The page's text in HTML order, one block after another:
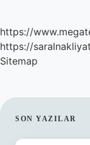
https://
https://
Sitemap
SON YAZILAR